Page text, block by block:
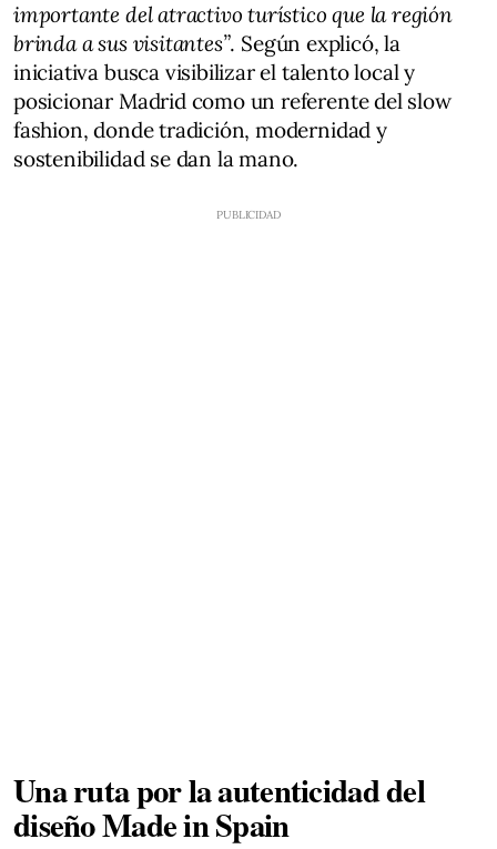
importante del atractivo turístico que la región
brinda a sus visitantes”. Según explicó, la
iniciativa busca visibilizar el talento local y
posicionar Madrid como un referente del slow
fashion, donde tradición, modernidad y
sostenibilidad se dan la mano.
Una ruta por la autenticidad del
diseño Made in Spain